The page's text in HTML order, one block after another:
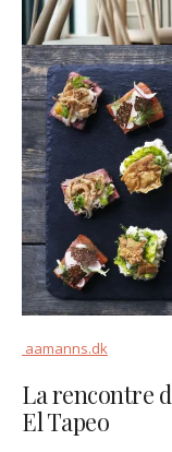
aamanns.dk
La rencontre
El Tapeo